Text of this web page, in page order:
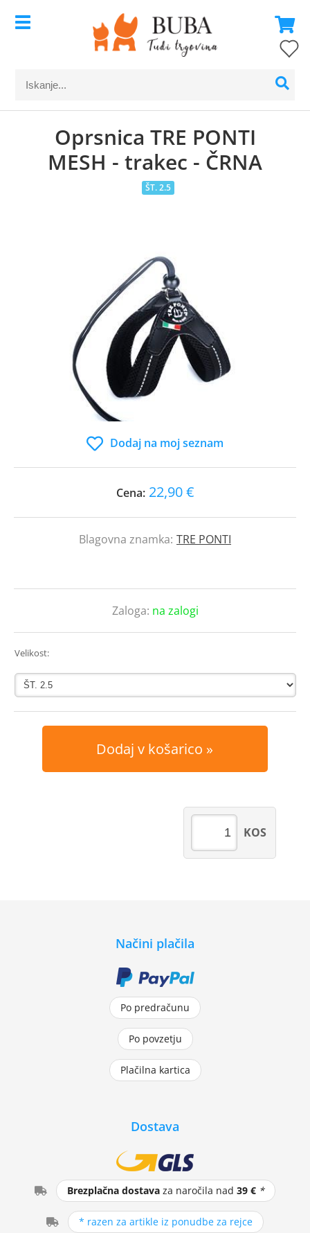
Oprsnica TRE PONTI
MESH - trakec - ČRNA
ŠT. 2.5
Dodaj na moj seznam
Cena: 22,90 €
Blagovna znamka: TRE PONTI
Zaloga: na zalogi
Velikost:
Dodaj v košarico
KOS
Načini plačila
Po predračunu
Po povzetju
Plačilna kartica
Dostava
Brezplačna dostava za naročila nad39 € *
* razen za artikle iz ponudbe za rejce